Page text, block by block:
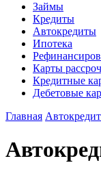
Займы
Кредиты
Автокредиты
Ипотека
Карты
Кредитные
Дебетовые
Главная